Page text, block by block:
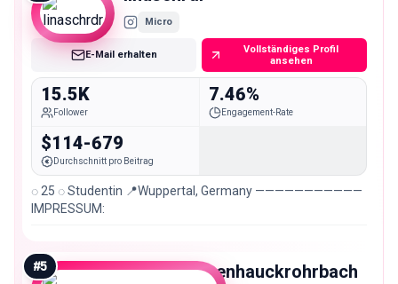
Micro
E-Mail erhalten
Vollständiges Profil
ansehen
15.5K
Follower
7.46%
Engagement-Rate
$114-679
Durchschnitt pro Beitrag
◌ 25 ◌ Studentin 📍Wuppertal, Germany ———————————
IMPRESSUM:
#5 augencentrenhauckrohrbach